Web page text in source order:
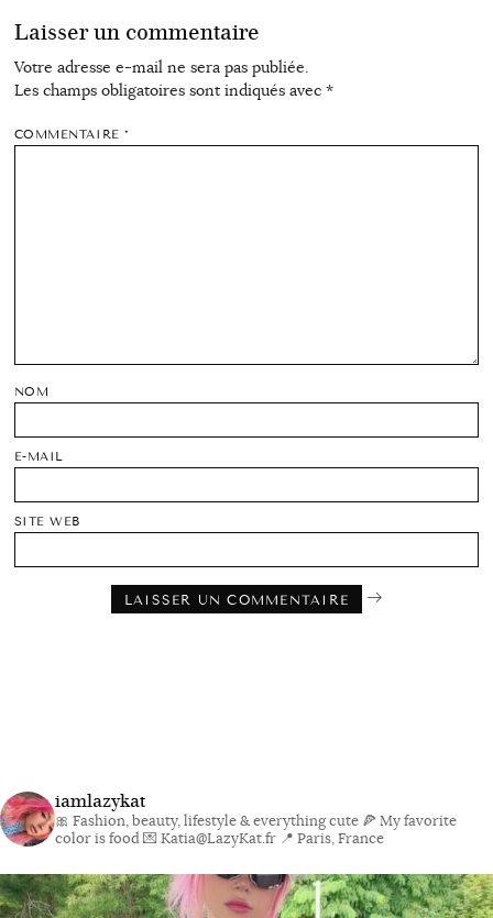
Laisser un commentaire
Votre adresse e-mail ne sera pas publiée.
Les champs obligatoires sont indiqués avec *
COMMENTAIRE*
NOM
E-MAIL
SITE WEB
iamlazykat
🎀 Fashion, beauty, lifestyle & everything cute 🍕 My favorite
color is food💌 Katia@LazyKat.fr 📍 Paris, France